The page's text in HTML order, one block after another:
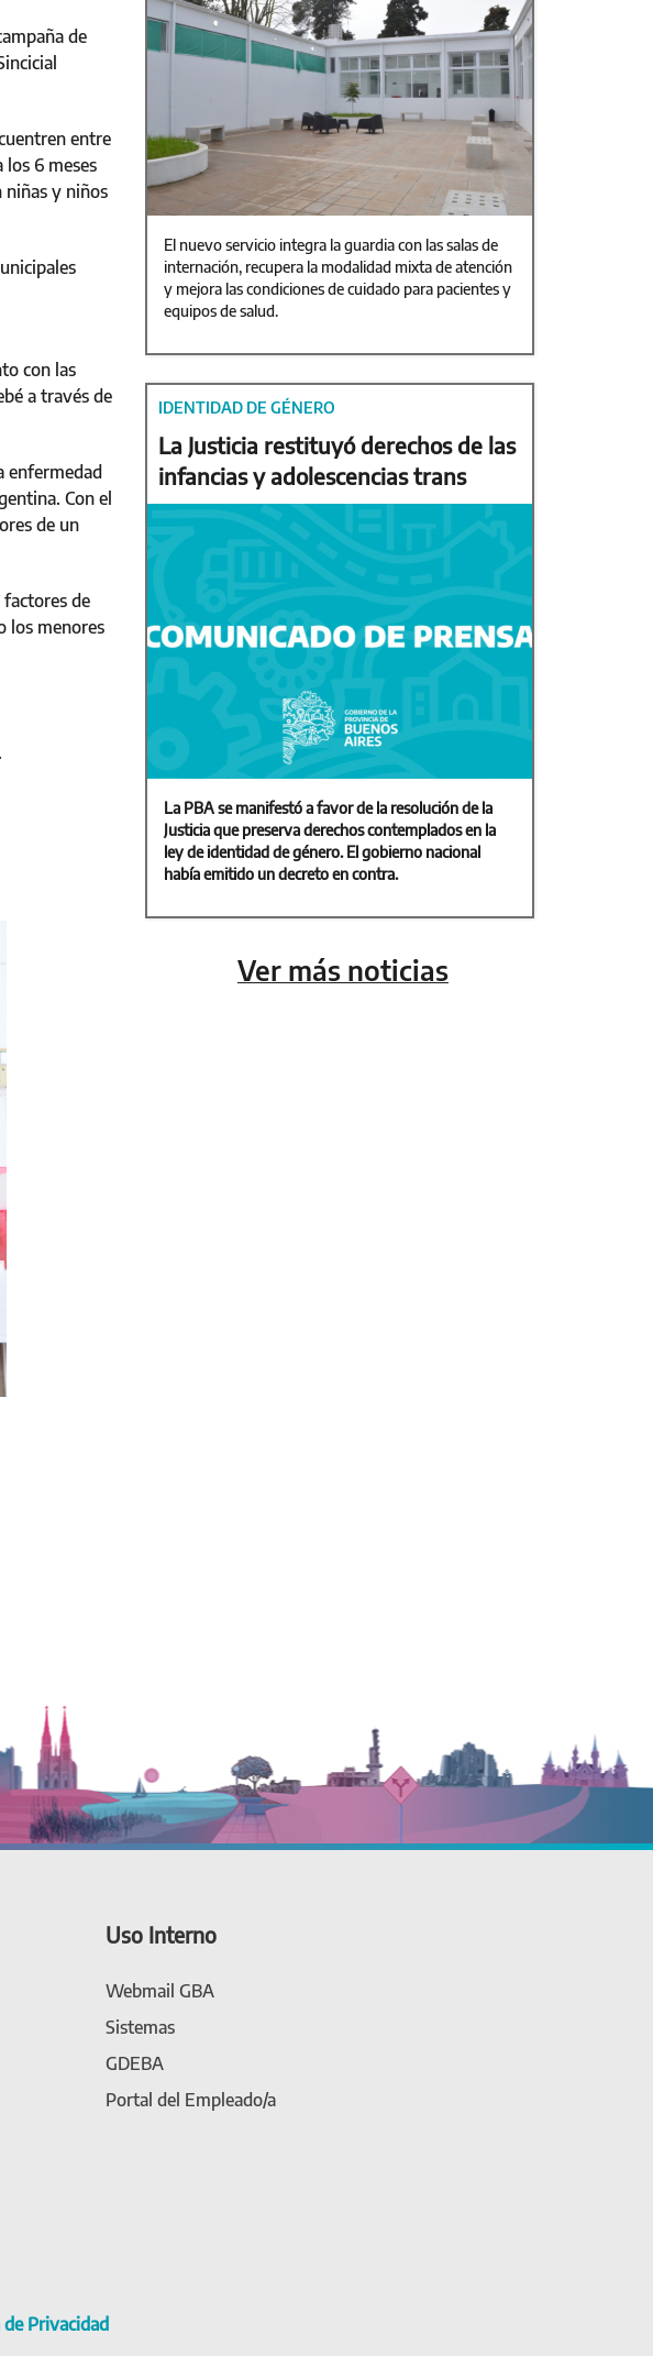
de
entre
los 6 meses
niñas y niños
con las
a través de
enfermedad
Con el
de un
de
los menores
El nuevo servicio integra la guardia con las salas de
internación, recupera la modalidad mixta de atención
y mejora las condiciones de cuidado para pacientes y
equipos de salud.
IDENTIDAD DE GÉNERO
La Justicia restituyó derechos de las
infancias y adolescencias trans
La PBA se manifestó a favor de la resolución de la
Justicia que preserva derechos contemplados en la
ley de identidad de género. El gobierno nacional
había emitido un decreto en contra.
Ver más noticias
Uso Interno
Webmail GBA
Sistemas
GDEBA
Portal del Empleado/a
Privacidad